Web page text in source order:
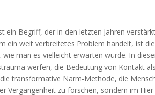
ein Begriff, der in den letzten Jahren
ein weit verbreitetes Problem handelt, ist
man es vielleicht erwarten würde. In
werfen, die Bedeutung von Kontakt
transformative Narm-Methode, die
Vergangenheit zu forschen, sondern im Hier